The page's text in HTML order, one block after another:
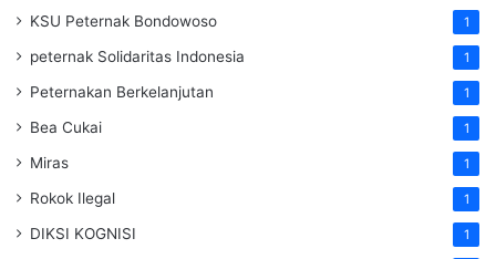
KSU Peternak Bondowoso 1
peternak Solidaritas Indonesia 1
Peternakan Berkelanjutan 1
Bea Cukai 1
Miras 1
Rokok Ilegal 1
DIKSI KOGNISI 1